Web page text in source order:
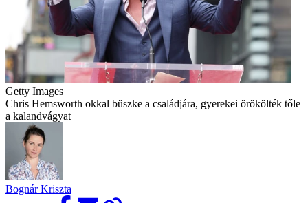
Getty Images
Chris Hemsworth okkal büszke a családjára, gyerekei örökölték tőle
a kalandvágyat
Bognár Kriszta